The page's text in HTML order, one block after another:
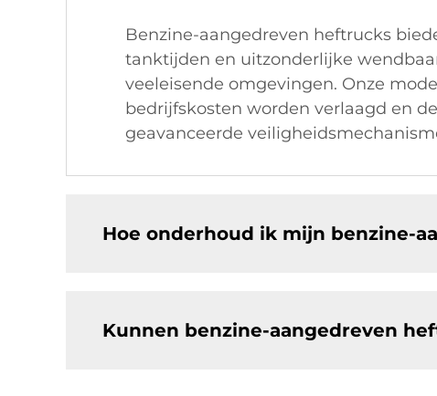
Benzine-aangedreven heftrucks
tanktijden en uitzonderlijke
veeleisende omgevingen. Onze
bedrijfskosten worden verlaagd en
geavanceerde
Hoe onderhoud ik mijn benzine-
Kunnen benzine-aangedreven